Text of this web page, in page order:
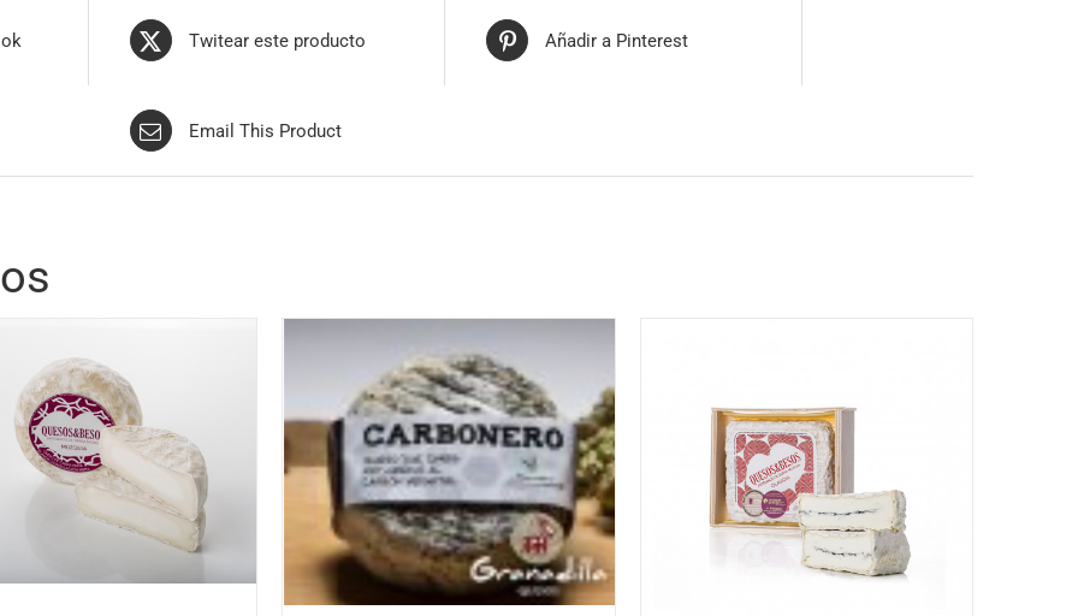
Twitear este producto Añadir a Pinterest
Email This Product